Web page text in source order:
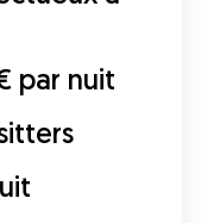
par nuit